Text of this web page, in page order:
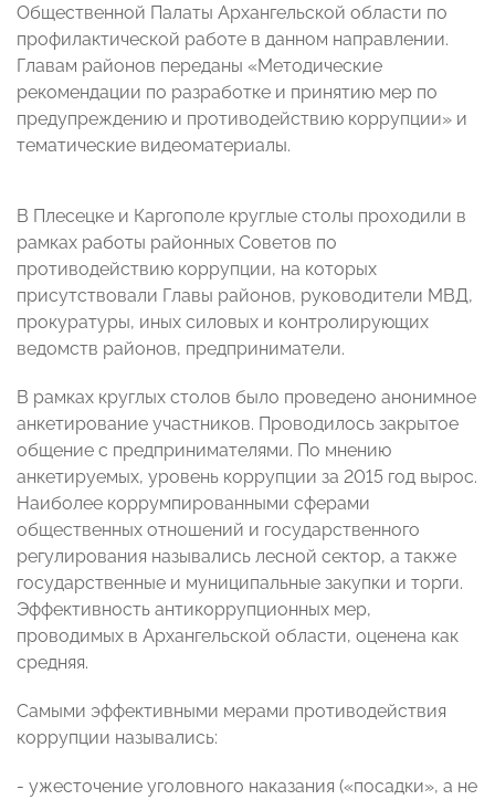
Общественной Палаты Архангельской области по
профилактической работе в данном направлении.
Главам районов переданы «Методические
рекомендации по разработке и принятию мер по
предупреждению и противодействию коррупции» и
тематические видеоматериалы.
В Плесецке и Каргополе круглые столы проходили в
рамках работы районных Советов по
противодействию коррупции, на которых
присутствовали Главы районов, руководители МВД,
прокуратуры, иных силовых и контролирующих
ведомств районов, предприниматели.
В рамках круглых столов было проведено анонимное
анкетирование участников. Проводилось закрытое
общение с предпринимателями. По мнению
анкетируемых, уровень коррупции за 2015 год вырос.
Наиболее коррумпированными сферами
общественных отношений и государственного
регулирования назывались лесной сектор, а также
государственные и муниципальные закупки и торги.
Эффективность антикоррупционных мер,
проводимых в Архангельской области, оценена как
средняя.
Самыми эффективными мерами противодействия
коррупции назывались:
- ужесточение уголовного наказания («посадки», а не